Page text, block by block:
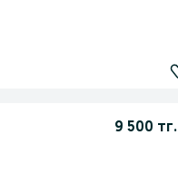
9 500 тг.